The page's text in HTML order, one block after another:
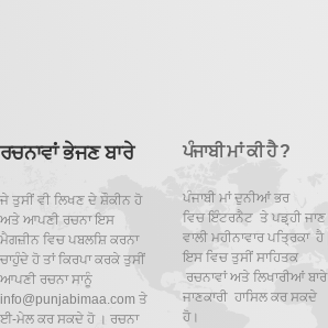
ਰਚਨਾਵਾਂ ਭੇਜਣ ਬਾਰੇ
ਜੇ ਤੁਸੀਂ ਵੀ ਲਿਖਣ ਦੇ ਸ਼ੌਕੀਨ ਹੋ
ਅਤੇ ਆਪਣੀ ਰਚਨਾ ਇਸ
ਮੈਗਜ਼ੀਨ ਵਿਚ ਪਬਲਸ਼ਿ ਕਰਨਾ
ਚਾਹੁੰਦੇ ਹੋ ਤਾਂ ਕਿਰਪਾ ਕਰਕੇ ਤੁਸੀਂ
ਆਪਣੀ ਰਚਨਾ ਸਾਨੂੰ
info@punjabimaa.com ਤੇ
ਈ-ਮੇਲ ਕਰ ਸਕਦੇ ਹੋ । ਰਚਨਾ
ਪੰਜਾਬੀ ਮਾਂ ਕੀ ਹੈ ?
ਪੰਜਾਬੀ ਮਾਂ ਦੁਨੀਆਂ ਭਰ
ਵਿਚ ਇੰਟਰਨੈਟ ਤੇ ਪਡ਼੍ਹੀ ਜਾਣ
ਵਾਲੀ ਮਹੀਨਾਵਾਰ ਪਤ੍ਰਿਕਾ ਹੈ |
ਇਸ ਵਿਚ ਤੁਸੀਂ ਸਾਹਿਤਕ
ਰਚਨਾਵਾਂ ਅਤੇ ਲਿਖਾਰੀਆਂ ਬਾਰੇ
ਜਾਣਕਾਰੀ ਹਾਸਿਲ ਕਰ ਸਕਦੇ
ਹੋ।